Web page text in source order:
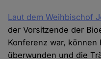
Laut dem Weihbischof
der Vorsitzende der
Konferenz war,
überwunden und die